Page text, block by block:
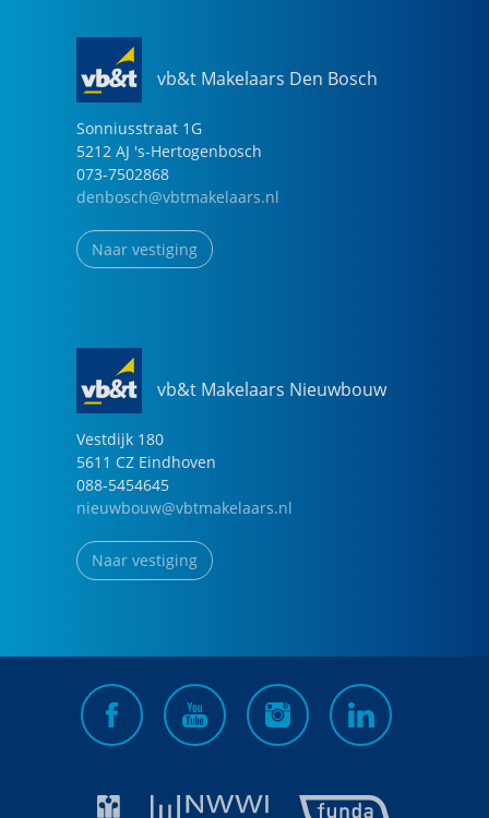
vb&t Makelaars Den Bosch
Sonniusstraat 1G
5212 AJ 's-Hertogenbosch
073-7502868
denbosch@vbtmakelaars.nl
Naar vestiging
vb&t Makelaars Nieuwbouw
Vestdijk 180
5611 CZ Eindhoven
088-5454645
nieuwbouw@vbtmakelaars.nl
Naar vestiging